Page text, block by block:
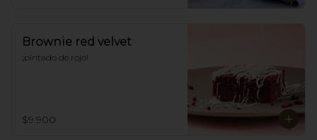
Brownie red velvet
¡pintado de rojo!
$9.900